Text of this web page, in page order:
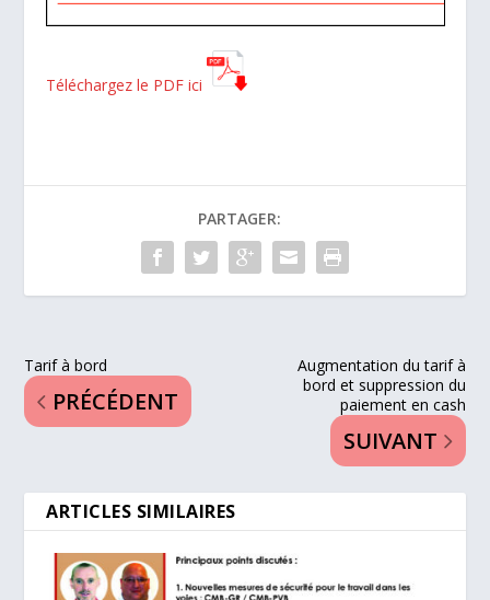
Téléchargez le PDF ici
PARTAGER:
Tarif à bord
PRÉCÉDENT
Augmentation du tarif à
bord et suppression du
paiement en cash
SUIVANT
ARTICLES SIMILAIRES